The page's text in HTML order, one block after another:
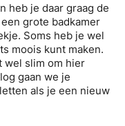
heb je daar graag de
grote badkamer
Soms heb je wel
moois kunt maken.
wel slim om hier
gaan we je
als je een nieuw